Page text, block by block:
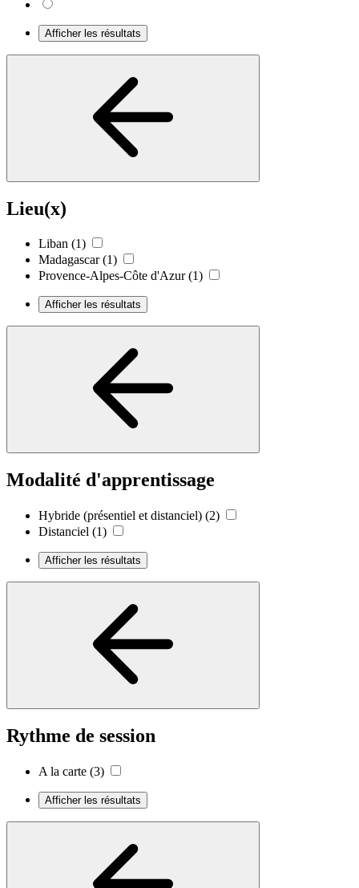
Afficher les résultats
Lieu(x)
Liban (1)
Madagascar (1)
Provence-Alpes-Côte d'Azur (1)
Afficher les résultats
Modalité d'apprentissage
Hybride (présentiel et distanciel) (2)
Distanciel (1)
Afficher les résultats
Rythme de session
A la carte (3)
Afficher les résultats